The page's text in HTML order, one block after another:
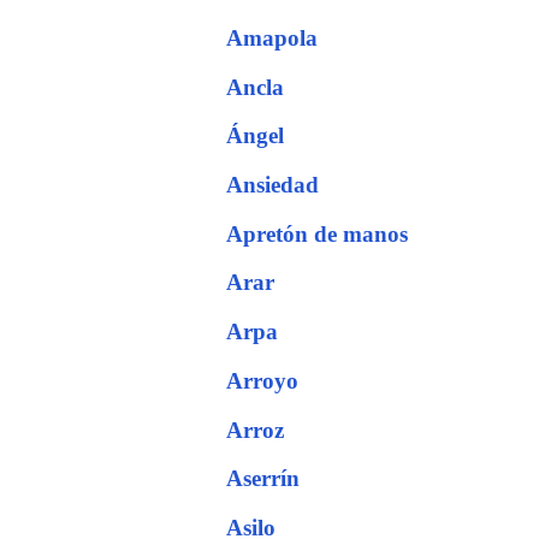
Amapola
Ancla
Ángel
Ansiedad
Apretón de manos
Arar
Arpa
Arroyo
Arroz
Aserrín
Asilo